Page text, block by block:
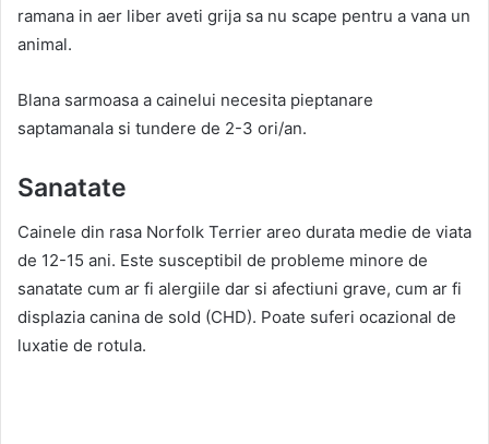
ramana in aer liber aveti grija sa nu scape pentru a vana un
animal.
Blana sarmoasa a cainelui necesita pieptanare
saptamanala si tundere de 2-3 ori/an.
Sanatate
Cainele din rasa Norfolk Terrier areo durata medie de viata
de 12-15 ani. Este susceptibil de probleme minore de
sanatate cum ar fi alergiile dar si afectiuni grave, cum ar fi
displazia canina de sold (CHD). Poate suferi ocazional de
luxatie de rotula.